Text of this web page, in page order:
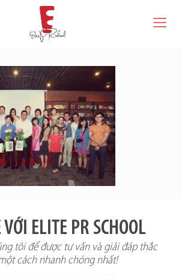
ELITE PR SCHOOL
tôi để được tư vấn và giải đáp thắc
cách nhanh chóng nhất!